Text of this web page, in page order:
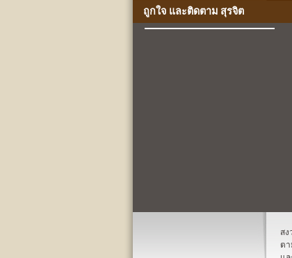
ถูกใจ และติดตาม สุรจิต
ส
ต